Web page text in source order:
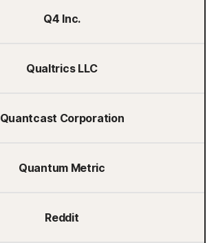
Q4 Inc.
Qualtrics LLC
Quantcast Corporation
Quantum Metric
Reddit